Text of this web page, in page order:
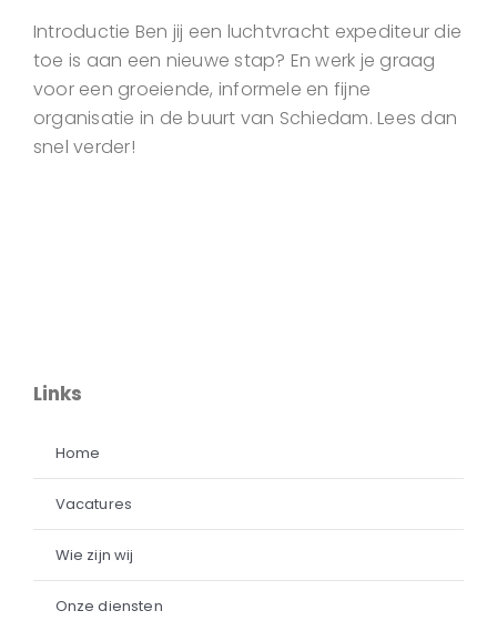
Introductie Ben jij een luchtvracht expediteur die
toe is aan een nieuwe stap? En werk je graag
voor een groeiende, informele en fijne
organisatie in de buurt van Schiedam. Lees dan
snel verder!
Links
Home
Vacatures
Wie zijn wij
Onze diensten